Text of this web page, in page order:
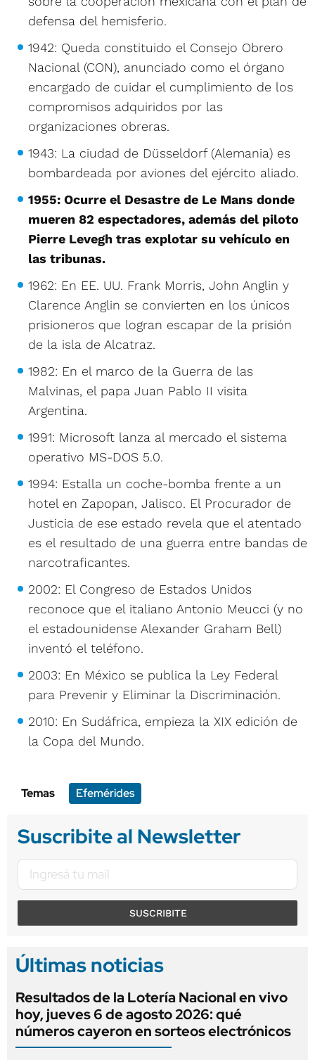
defensa del hemisferio.
1942: Queda constituido el Consejo Obrero
Nacional (CON), anunciado como el órgano
encargado de cuidar el cumplimiento de los
compromisos adquiridos por las
organizaciones obreras.
1943: La ciudad de Düsseldorf (Alemania) es
bombardeada por aviones del ejército aliado.
1955: Ocurre el Desastre de Le Mans donde
mueren 82 espectadores, además del piloto
Pierre Levegh tras explotar su vehículo en
las tribunas.
1962: En EE. UU. Frank Morris, John Anglin y
Clarence Anglin se convierten en los únicos
prisioneros que logran escapar de la prisión
de la isla de Alcatraz.
1982: En el marco de la Guerra de las
Malvinas, el papa Juan Pablo II visita
Argentina.
1991: Microsoft lanza al mercado el sistema
operativo MS-DOS 5.0.
1994: Estalla un coche-bomba frente a un
hotel en Zapopan, Jalisco. El Procurador de
Justicia de ese estado revela que el atentado
es el resultado de una guerra entre bandas de
narcotraficantes.
2002: El Congreso de Estados Unidos
reconoce que el italiano Antonio Meucci (y no
el estadounidense Alexander Graham Bell)
inventó el teléfono.
2003: En México se publica la Ley Federal
para Prevenir y Eliminar la Discriminación.
2010: En Sudáfrica, empieza la XIX edición de
la Copa del Mundo.
Temas Efemérides
Suscribite al Newsletter
SUSCRIBITE
Últimas noticias
Resultados de la Lotería Nacional en vivo
hoy, jueves 6 de agosto 2026: qué
números cayeron en sorteos electrónicos